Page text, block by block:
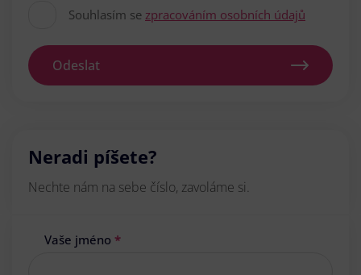
Souhlasím se zpracováním osobních údajů
Odeslat
Neradi píšete?
Nechte nám na sebe číslo, zavoláme si.
Vaše jméno *